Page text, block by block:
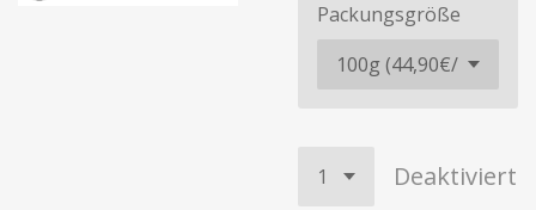
Packungsgröße
Deaktiviert